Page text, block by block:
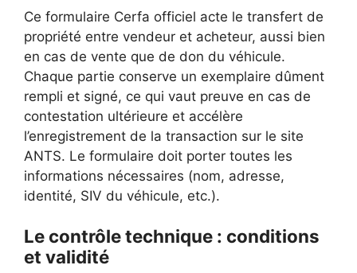
Ce formulaire Cerfa officiel acte le transfert de
propriété entre vendeur et acheteur, aussi bien
en cas de vente que de don du véhicule.
Chaque partie conserve un exemplaire dûment
rempli et signé, ce qui vaut preuve en cas de
contestation ultérieure et accélère
l’enregistrement de la transaction sur le site
ANTS. Le formulaire doit porter toutes les
informations nécessaires (nom, adresse,
identité, SIV du véhicule, etc.).
Le contrôle technique : conditions
et validité